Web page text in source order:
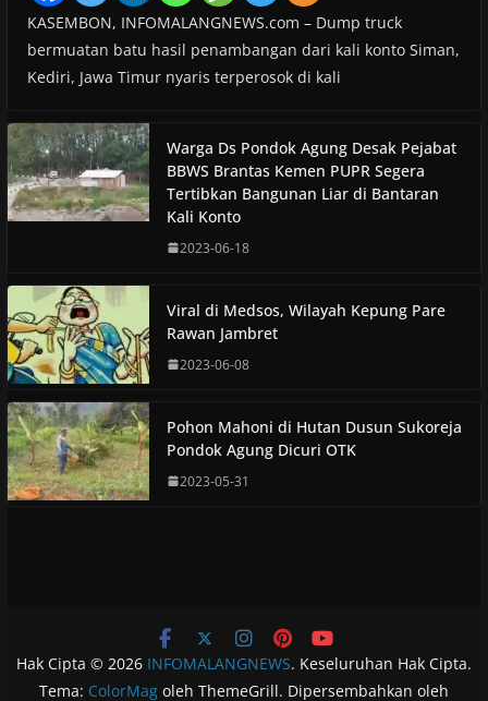
KASEMBON, INFOMALANGNEWS.com – Dump truck
bermuatan batu hasil penambangan dari kali konto Siman,
Kediri, Jawa Timur nyaris terperosok di kali
Warga Ds Pondok Agung Desak Pejabat
BBWS Brantas Kemen PUPR Segera
Tertibkan Bangunan Liar di Bantaran
Kali Konto
2023-06-18
Viral di Medsos, Wilayah Kepung Pare
Rawan Jambret
2023-06-08
Pohon Mahoni di Hutan Dusun Sukoreja
Pondok Agung Dicuri OTK
2023-05-31
Hak Cipta © 2026 INFOMALANGNEWS. Keseluruhan Hak Cipta.
Tema: ColorMagoleh ThemeGrill. Dipersembahkan oleh